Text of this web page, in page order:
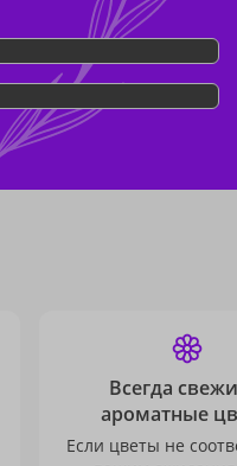
Всегда
ароматные
Если цветы не